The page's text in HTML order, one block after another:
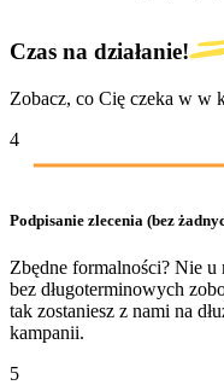
Czas na działanie!
Zobacz, co Cię czeka w w
4
Podpisanie zlecenia (bez
Zbędne formalności? Nie u
bez długoterminowych
tak zostaniesz z nami na
kampanii.
5